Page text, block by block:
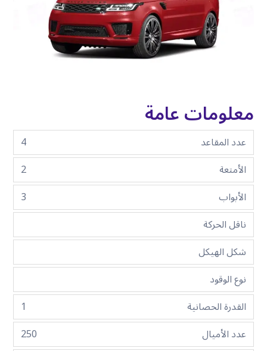
معلومات عامة
عدد المقاعد
4
الأمتعة
2
الأبواب
3
ناقل الحركة
شكل الهيكل
نوع الوقود
القدرة الحصانية
1
عدد الأميال
250